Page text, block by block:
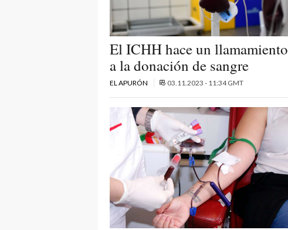
El ICHH hace un llamamiento
a la donación de sangre
EL APURÓN 03.11.2023 - 11:34 GMT